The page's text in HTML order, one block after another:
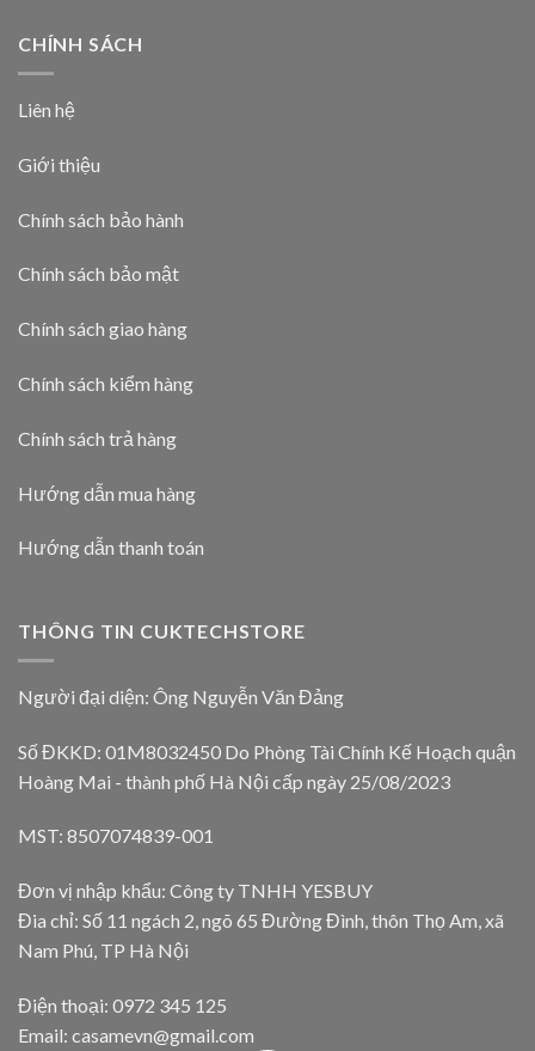
CHÍNH SÁCH
Liên hệ
Giới thiệu
Chính sách bảo hành
Chính sách bảo mật
Chính sách giao hàng
Chính sách kiểm hàng
Chính sách trả hàng
Hướng dẫn mua hàng
Hướng dẫn thanh toán
THÔNG TIN CUKTECHSTORE
Người đại diện: Ông Nguyễn Văn Đảng
Số ĐKKD: 01M8032450 Do Phòng Tài Chính Kế Hoạch quận
Hoàng Mai - thành phố Hà Nội cấp ngày 25/08/2023
MST: 8507074839-001
Đơn vị nhập khẩu: Công ty TNHH YESBUY
Đia chỉ: Số 11 ngách 2, ngõ 65 Đường Đình, thôn Thọ Am, xã
Nam Phú, TP Hà Nội
Điện thoại: 0972 345 125
Email: casamevn@gmail.com